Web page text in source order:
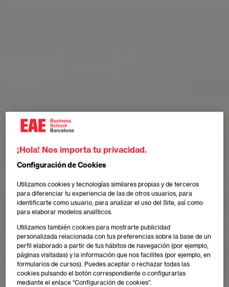
¡Hola! Nos importa tu privacidad.
Configuración de Cookies
Utilizamos cookies y tecnologías similares propias y de terceros
para diferenciar tu experiencia de las de otros usuarios, para
identificarte como usuario, para analizar el uso del Site, así como
para elaborar modelos analíticos.
Utilizamos también cookies para mostrarte publicidad
personalizada relacionada con tus preferencias sobre la base de un
perfil elaborado a partir de tus hábitos de navegación (por ejemplo,
páginas visitadas) y la información que nos facilites (por ejemplo, en
formularios de cursos). Puedes aceptar o rechazar todas las
cookies pulsando el botón correspondiente o configurarlas
mediante el enlace “Configuración de cookies”.